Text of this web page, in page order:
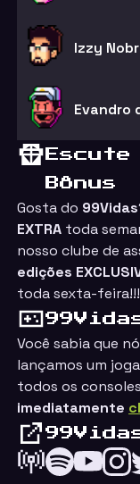
Izzy
Evandro
Bônus
Gosta do 99Vidas
EXTRA toda
nosso clube de
edições
toda sexta-feira!!!
Você sabia que
lançamos um
todos os
imediatamente